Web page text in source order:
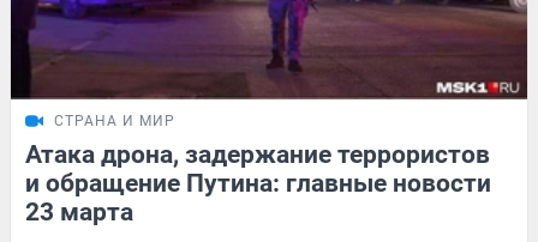
СТРАНА И МИР
Атака дрона, задержание террористов
и обращение Путина: главные новости
23 марта